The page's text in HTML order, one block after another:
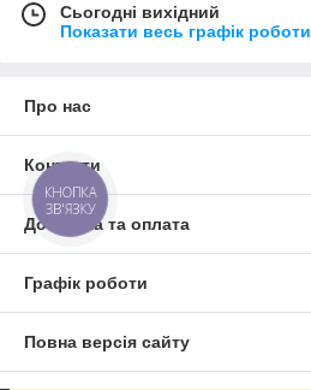
Сьогодні вихідний
Показати весь графік роботи
Про нас
Контакти
Доставка та оплата
Графік роботи
Повна версія сайту
КНОПКА
ЗВ'ЯЗКУ